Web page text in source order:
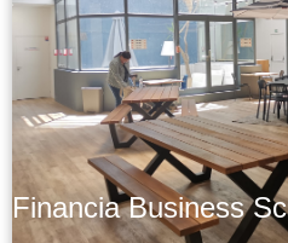
Financia Business